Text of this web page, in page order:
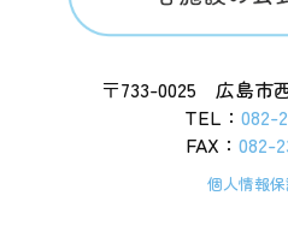
〒733-0025 広島市
TEL： 082-
FAX： 082-
個人情報